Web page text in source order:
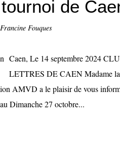
de
Fouques
Caen, Le 14 septembre 2024
LETTRES DE CAEN Madame
AMVD a le plaisir de vous
Dimanche 27 octobre...